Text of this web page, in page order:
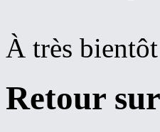
À très
Retour